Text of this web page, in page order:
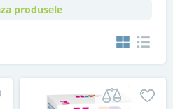
produsele